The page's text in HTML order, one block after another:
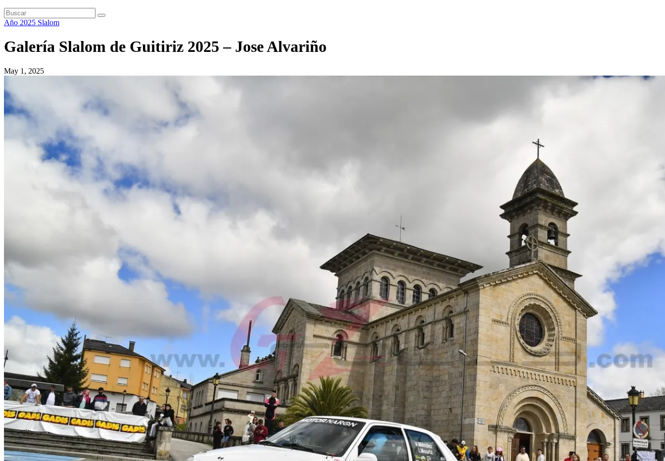
Año 2025 Slalom
Galería Slalom de Guitiriz 2025 – Jose Alvariño
May 1, 2025